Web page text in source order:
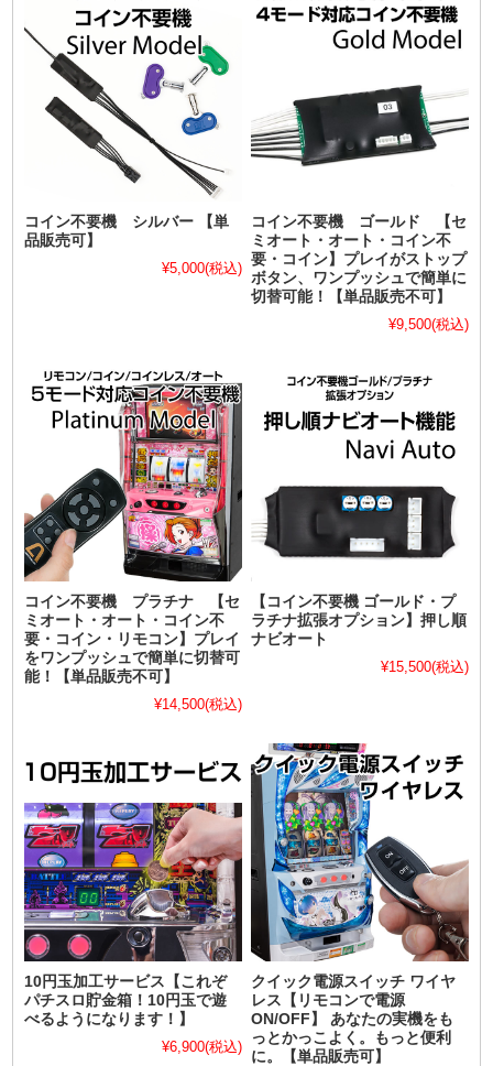
コイン不要機 シルバー 【単
品販売可】
¥5,000(税込)
コイン不要機 ゴールド 【セ
ミオート・オート・コイン不
要・コイン】プレイがストップ
ボタン、ワンプッシュで簡単に
切替可能！【単品販売不可】
¥9,500(税込)
コイン不要機 プラチナ 【セ
ミオート・オート・コイン不
要・コイン・リモコン】プレイ
をワンプッシュで簡単に切替可
能！【単品販売不可】
¥14,500(税込)
【コイン不要機 ゴールド・プ
ラチナ拡張オプション】押し順
ナビオート
¥15,500(税込)
10円玉加工サービス【これぞ
パチスロ貯金箱！10円玉で遊
べるようになります！】
¥6,900(税込)
クイック電源スイッチ ワイヤ
レス【リモコンで電源
ON/OFF】 あなたの実機をも
っとかっこよく。もっと便利
に。【単品販売可】